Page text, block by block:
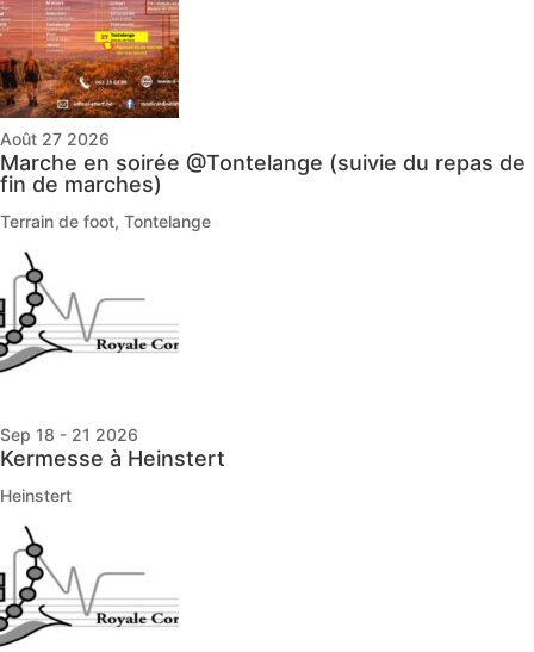
Août 27 2026
Marche en soirée @Tontelange (suivie du repas de
fin de marches)
Terrain de foot, Tontelange
Sep 18 - 21 2026
Kermesse à Heinstert
Heinstert